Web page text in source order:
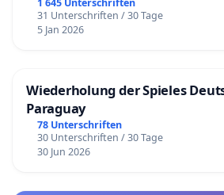
31 Unterschriften / 30 Tage
5 Jan 2026
Wiederholung der Spieles
Paraguay
78 Unterschriften
30 Unterschriften / 30 Tage
30 Jun 2026